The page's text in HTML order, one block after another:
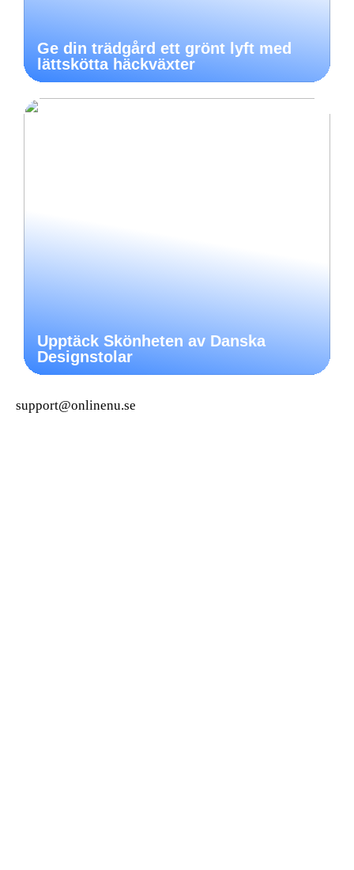
Ge din trädgård ett grönt lyft med
lättskötta häckväxter
Upptäck Skönheten av Danska
Designstolar
support@onlinenu.se